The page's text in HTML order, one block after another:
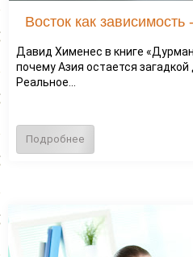
Восток как зависимость
Давид Хименес в книге
почему Азия остается
Реальное...
Подробнее